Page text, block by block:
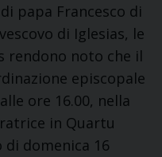
papa Francesco di
di Iglesias, le
rendono noto che il
episcopale
ore 16.00, nella
in Quartu
di domenica 16